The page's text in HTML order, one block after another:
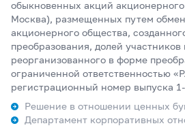
обыкновенных акций
Москва), размещенных путем
акционерного общества,
преобразования, долей участников
реорганизованного в форме
ограниченной ответственностью
регистрационный номер выпуска
Решение в отношении ценных
Департамент корпоративных